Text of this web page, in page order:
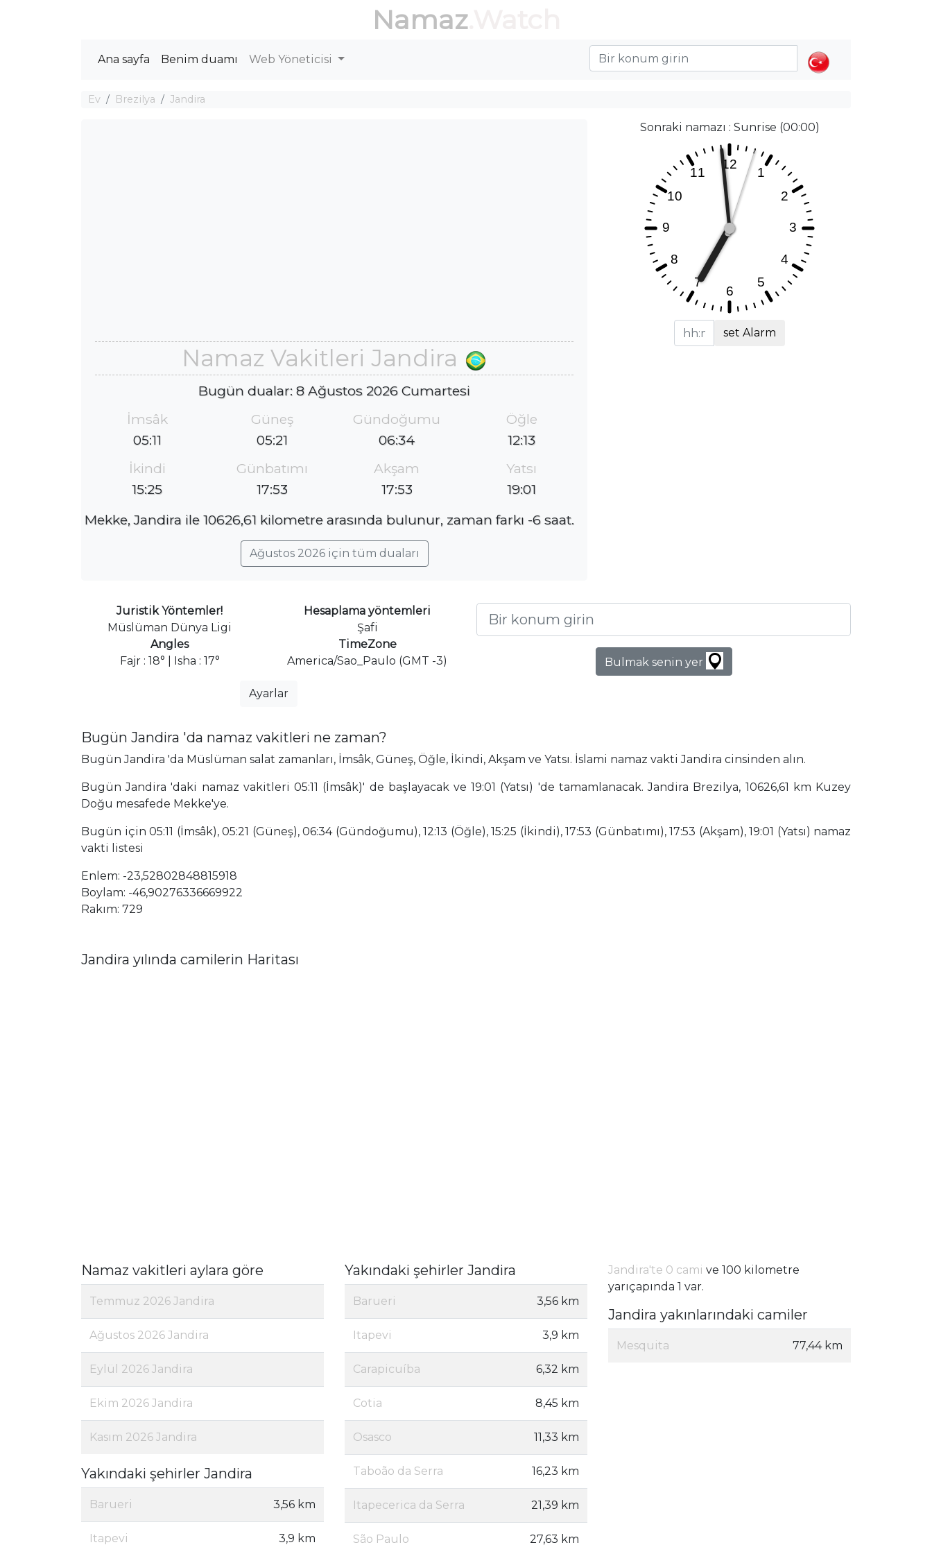
Namaz.Watch
Ana sayfa Benim duamı Web Yöneticisi
Ev Brezilya Jandira
Namaz Vakitleri Jandira
Bugün dualar: 8 Ağustos 2026 Cumartesi
İmsâk
05:11
Güneş
05:21
Gündoğumu
06:34
Öğle
12:13
İkindi
15:25
Günbatımı
17:53
Akşam
17:53
Yatsı
19:01
Mekke, Jandira ile 10626,61 kilometre arasında bulunur, zaman farkı -6 saat.
Ağustos 2026 için tüm duaları
Sonraki namazı : Sunrise (00:00)
set Alarm
Juristik Yöntemler!
Müslüman Dünya Ligi
Hesaplama yöntemleri
Şafi
Angles
Fajr : 18° | Isha : 17°
TimeZone
America/Sao_Paulo (GMT -3)
Ayarlar
Bulmak senin yer
Bugün Jandira 'da namaz vakitleri ne zaman?
Bugün Jandira 'da Müslüman salat zamanları, İmsâk, Güneş, Öğle, İkindi, Akşam ve Yatsı. İslami namaz vakti Jandira cinsinden alın.
Bugün Jandira 'daki namaz vakitleri 05:11 (İmsâk)' de başlayacak ve 19:01 (Yatsı) 'de tamamlanacak. Jandira Brezilya, 10626,61 km Kuzey
Doğu mesafede Mekke'ye.
Bugün için 05:11 (İmsâk), 05:21 (Güneş), 06:34 (Gündoğumu), 12:13 (Öğle), 15:25 (İkindi), 17:53 (Günbatımı), 17:53 (Akşam), 19:01 (Yatsı) namaz
vakti listesi
Enlem: -23,52802848815918
Boylam: -46,90276336669922
Rakım: 729
Jandira yılında camilerin Haritası
Namaz vakitleri aylara göre
Temmuz 2026 Jandira
Ağustos 2026 Jandira
Eylül 2026 Jandira
Ekim 2026 Jandira
Kasım 2026 Jandira
Yakındaki şehirler Jandira
Barueri 3,56 km
Itapevi 3,9 km
Yakındaki şehirler Jandira
Barueri 3,56 km
Itapevi 3,9 km
Carapicuíba 6,32 km
Cotia 8,45 km
Osasco 11,33 km
Taboão da Serra 16,23 km
Itapecerica da Serra 21,39 km
São Paulo 27,63 km
Jandira'te 0 cami ve 100 kilometre
yarıçapında 1 var.
Jandira yakınlarındaki camiler
Mesquita 77,44 km